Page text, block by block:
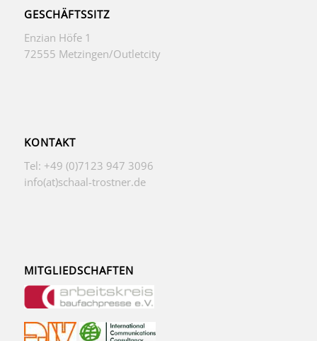
GESCHÄFTSSITZ
Enzian Höfe 1
72555 Metzingen/Outletcity
KONTAKT
Tel: +49 (0)7123 947 3096
info(at)schaal-trostner.de
MITGLIEDSCHAFTEN